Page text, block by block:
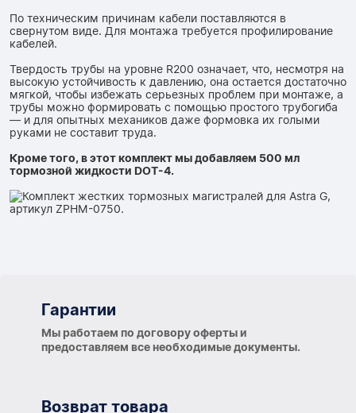
По техническим причинам кабели поставляются в
свернутом виде. Для монтажа требуется профилирование
кабелей.
Твердость трубы на уровне R200 означает, что, несмотря на
высокую устойчивость к давлению, она остается достаточно
мягкой, чтобы избежать серьезных проблем при монтаже, а
трубы можно формировать с помощью простого трубогиба
— и для опытных механиков даже формовка их голыми
руками не составит труда.
Кроме того, в этот комплект мы добавляем 500 мл
тормозной жидкости DOT-4.
Гарантии
Мы работаем по договору оферты и
предоставляем все необходимые документы.
Возврат товара